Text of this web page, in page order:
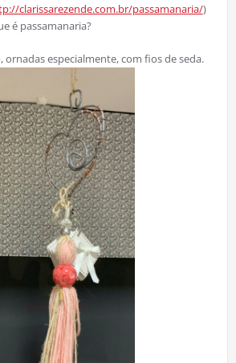
clarissarezende.com.br/passamanaria/)
é passamanaria?
ornadas especialmente, com fios de seda.